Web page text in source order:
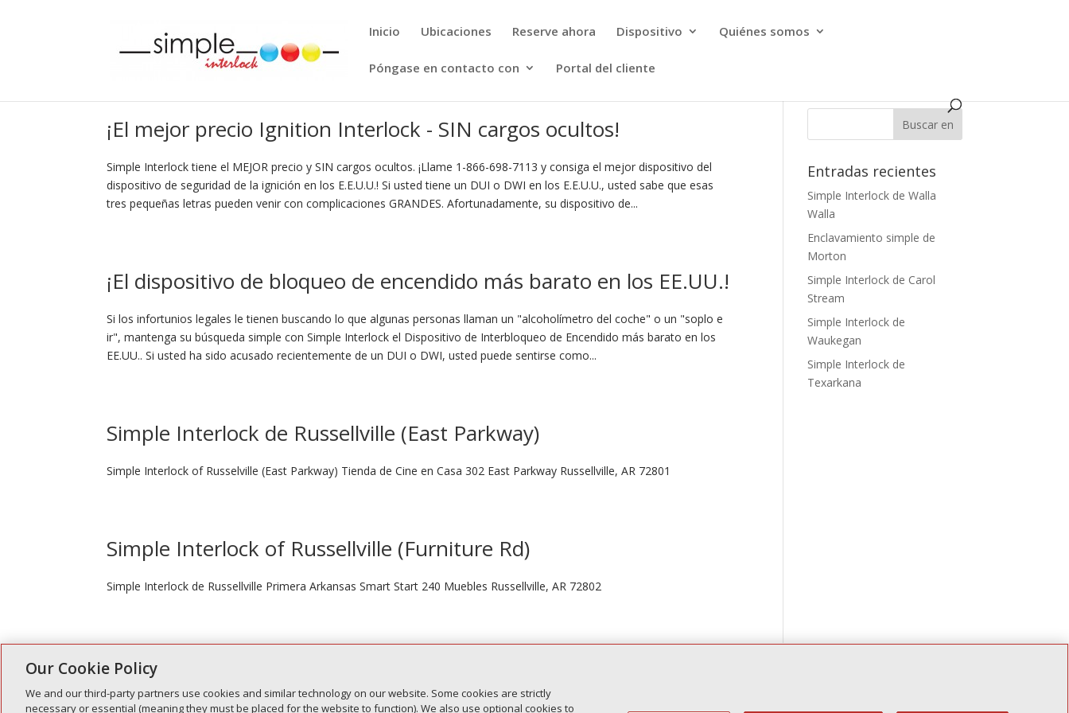
Inicio Ubicaciones Reserve ahora Dispositivo Quiénes somos
Póngase en contacto con Portal del cliente
¡El mejor precio Ignition Interlock - SIN cargos ocultos!
Simple Interlock tiene el MEJOR precio y SIN cargos ocultos. ¡Llame 1-866-698-7113 y consiga el mejor dispositivo del
dispositivo de seguridad de la ignición en los E.E.U.U.! Si usted tiene un DUI o DWI en los E.E.U.U., usted sabe que esas
tres pequeñas letras pueden venir con complicaciones GRANDES. Afortunadamente, su dispositivo de...
¡El dispositivo de bloqueo de encendido más barato en los EE.UU.!
Si los infortunios legales le tienen buscando lo que algunas personas llaman un "alcoholímetro del coche" o un "soplo e
ir", mantenga su búsqueda simple con Simple Interlock el Dispositivo de Interbloqueo de Encendido más barato en los
EE.UU.. Si usted ha sido acusado recientemente de un DUI o DWI, usted puede sentirse como...
Simple Interlock de Russellville (East Parkway)
Simple Interlock of Russelville (East Parkway) Tienda de Cine en Casa 302 East Parkway Russellville, AR 72801
Simple Interlock of Russellville (Furniture Rd)
Simple Interlock de Russellville Primera Arkansas Smart Start 240 Muebles Russellville, AR 72802
Entradas recientes
Simple Interlock de Walla
Walla
Enclavamiento simple de
Morton
Simple Interlock de Carol
Stream
Simple Interlock de
Waukegan
Simple Interlock de
Texarkana
Política de privacidad
Our Cookie Policy
We and our third-party partners use cookies and similar technology on our website. Some cookies are strictly
necessary or essential (meaning they must be placed for the website to function). We also use optional cookies to